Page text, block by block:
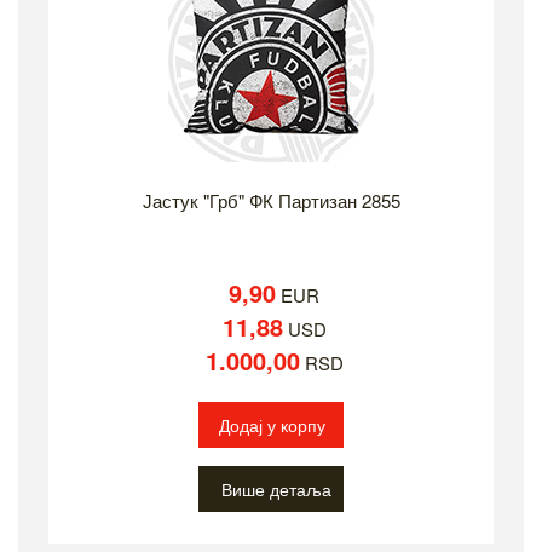
Јастук "Грб" ФК Партизан 2855
9,90 EUR
11,88USD
1.000,00RSD
Додај у корпу
Више детаља